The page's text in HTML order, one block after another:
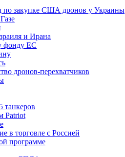
по закупке США дронов у Украины
и Ирана
фонду ЕС
дронов-перехватчиков
танкеров
Patriot
в торговле с Россией
программе